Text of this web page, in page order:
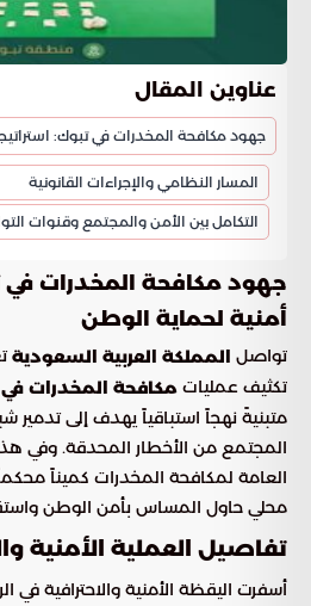
عناوين المقال
جهود مكافحة المخدرات في تبوك:
المسار النظامي والإجراءات القانونية
التكامل بين الأمن والمجتمع وقنوات
جهود مكافحة المخدرات في
أمنية لحماية الوطن
تواصل المملكة العربية السعودية
تكثيف عمليات مكافحة المخدرات
متبنيةً نهجاً استباقياً يهدف إلى
المجتمع من الأخطار المحدقة. وفي
العامة لمكافحة المخدرات كميناً
محلي حاول المساس بأمن الوطن
تفاصيل العملية الأمنية
أسفرت اليقظة الأمنية والاحترافية في